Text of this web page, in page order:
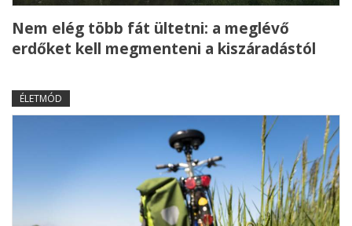
Nem elég több fát ültetni: a meglévő
erdőket kell megmenteni a kiszáradástól
ÉLETMÓD